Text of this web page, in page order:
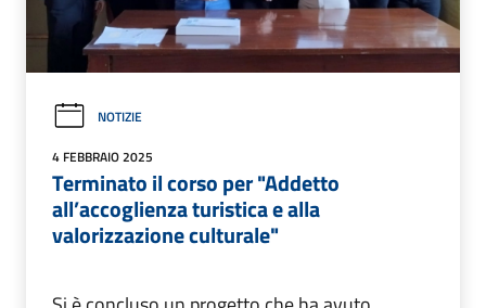
NOTIZIE
4 FEBBRAIO 2025
Terminato il corso per "Addetto
all’accoglienza turistica e alla
valorizzazione culturale"